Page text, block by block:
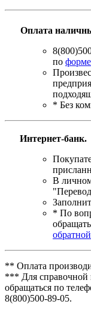
Оплата
по
* Без
Интернет-банк.
В
* По
** Оплата
*** Для справочной
обращаться по
8(800)500-89-05.